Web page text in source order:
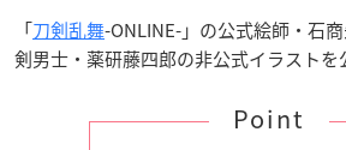
「刀剣乱舞-ONLINE-」の公式絵師・石
剣男士・薬研藤四郎の非公式イラストを
Point